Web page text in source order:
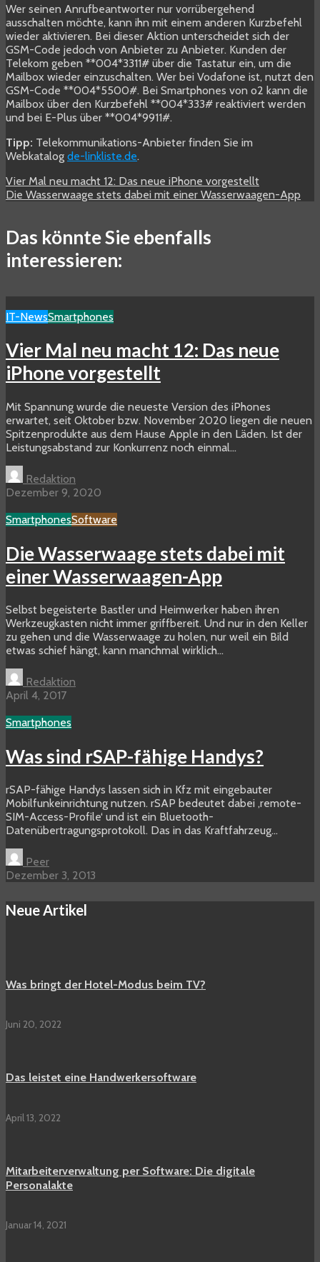
Wer seinen Anrufbeantworter nur vorrübergehend
ausschalten möchte, kann ihn mit einem anderen Kurzbefehl
wieder aktivieren. Bei dieser Aktion unterscheidet sich der
GSM-Code jedoch von Anbieter zu Anbieter. Kunden der
Telekom geben **004*3311# über die Tastatur ein, um die
Mailbox wieder einzuschalten. Wer bei Vodafone ist, nutzt den
GSM-Code **004*5500#. Bei Smartphones von o2 kann die
Mailbox über den Kurzbefehl **004*333# reaktiviert werden
und bei E-Plus über **004*9911#.
Tipp: Telekommunikations-Anbieter finden Sie im
Webkatalog de-linkliste.de.
Vier Mal neu macht 12: Das neue iPhone vorgestellt
Die Wasserwaage stets dabei mit einer Wasserwaagen-App
Das könnte Sie ebenfalls
interessieren:
IT-NewsSmartphones
Vier Mal neu macht 12: Das neue
iPhone vorgestellt
Mit Spannung wurde die neueste Version des iPhones
erwartet, seit Oktober bzw. November 2020 liegen die neuen
Spitzenprodukte aus dem Hause Apple in den Läden. Ist der
Leistungsabstand zur Konkurrenz noch einmal...
Redaktion
Dezember 9, 2020
SmartphonesSoftware
Die Wasserwaage stets dabei mit
einer Wasserwaagen-App
Selbst begeisterte Bastler und Heimwerker haben ihren
Werkzeugkasten nicht immer griffbereit. Und nur in den Keller
zu gehen und die Wasserwaage zu holen, nur weil ein Bild
etwas schief hängt, kann manchmal wirklich...
Redaktion
April 4, 2017
Smartphones
Was sind rSAP-fähige Handys?
rSAP-fähige Handys lassen sich in Kfz mit eingebauter
Mobilfunkeinrichtung nutzen. rSAP bedeutet dabei ‚remote-
SIM-Access-Profile‘ und ist ein Bluetooth-
Datenübertragungsprotokoll. Das in das Kraftfahrzeug...
Peer
Dezember 3, 2013
Neue Artikel
Was bringt der Hotel-Modus beim TV?
Juni 20, 2022
Das leistet eine Handwerkersoftware
April 13, 2022
Mitarbeiterverwaltung per Software: Die digitale
Personalakte
Januar 14, 2021